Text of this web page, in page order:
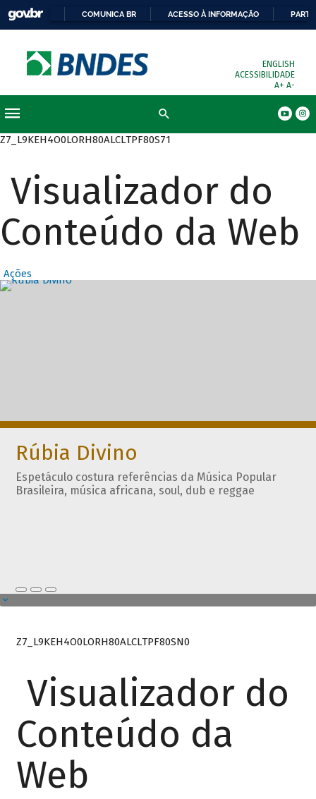
COMUNICA BR ACESSO À INFORMAÇÃO
ENGLISH
ACESSIBILIDADE
A+ A-
Z7_L9KEH4O0LORH80ALCLTPF80S71
Visualizador do
Conteúdo da Web
Ações
Destaques
Rúbia Divino
Espetáculo costura referências da Música Popular
Brasileira, música africana, soul, dub e reggae
Z7_L9KEH4O0LORH80ALCLTPF80SN0
Visualizador do
Conteúdo da
Web